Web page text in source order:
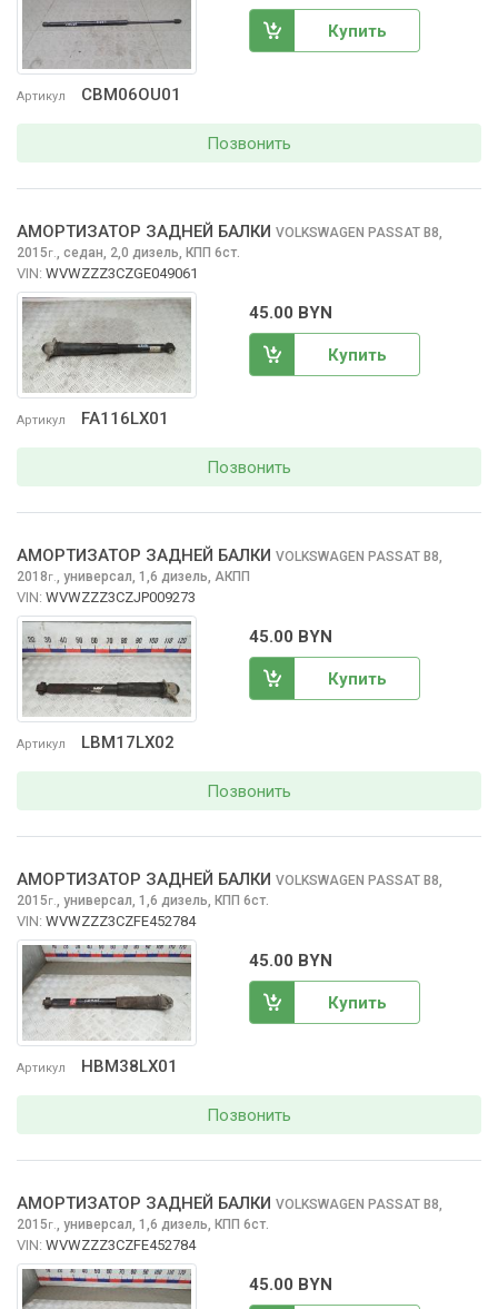
Артикул CBM06OU01
Купить
Позвонить
Артикул FA116LX01
АМОРТИЗАТОР ЗАДНЕЙ БАЛКИ VOLKSWAGEN PASSAT B8,
2015г. седан, 2,0 дизель, КПП 6ст.
VIN: WVWZZZ3CZGE049061
45.00 BYN
Купить
Позвонить
Артикул LBM17LX02
АМОРТИЗАТОР ЗАДНЕЙ БАЛКИ VOLKSWAGEN PASSAT B8,
2018г., универсал, 1,6 дизель, АКПП
VIN: WVWZZZ3CZJP009273
45.00 BYN
Купить
Позвонить
Артикул HBM38LX01
АМОРТИЗАТОР ЗАДНЕЙ БАЛКИ VOLKSWAGEN PASSAT B8,
2015г., универсал, 1,6 дизель, КПП 6ст.
VIN: WVWZZZ3CZFE452784
45.00 BYN
Купить
Позвонить
АМОРТИЗАТОР ЗАДНЕЙ БАЛКИ VOLKSWAGEN PASSAT B8,
2015г., универсал, 1,6 дизель, КПП 6ст.
VIN: WVWZZZ3CZFE452784
45.00 BYN